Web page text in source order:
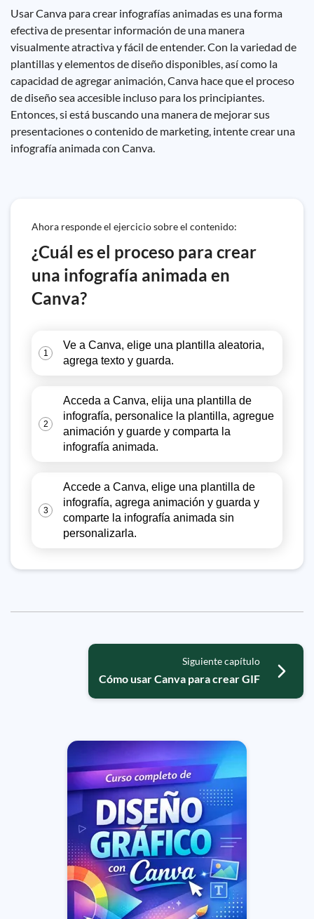
Usar Canva para crear infografías animadas es una forma
efectiva de presentar información de una manera
visualmente atractiva y fácil de entender. Con la variedad de
plantillas y elementos de diseño disponibles, así como la
capacidad de agregar animación, Canva hace que el proceso
de diseño sea accesible incluso para los principiantes.
Entonces, si está buscando una manera de mejorar sus
presentaciones o contenido de marketing, intente crear una
infografía animada con Canva.
Ahora responde el ejercicio sobre el contenido:
¿Cuál es el proceso para crear
una infografía animada en
Canva?
1
Ve a Canva, elige una plantilla aleatoria,
agrega texto y guarda.
2
Acceda a Canva, elija una plantilla de
infografía, personalice la plantilla, agregue
animación y guarde y comparta la
infografía animada.
3
Accede a Canva, elige una plantilla de
infografía, agrega animación y guarda y
comparte la infografía animada sin
personalizarla.
Siguiente capítulo
Cómo usar Canva para crear GIF